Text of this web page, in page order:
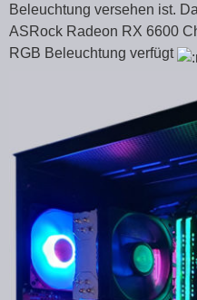
Beleuchtung versehen ist.
ASRock Radeon RX 6600
RGB Beleuchtung verfügt